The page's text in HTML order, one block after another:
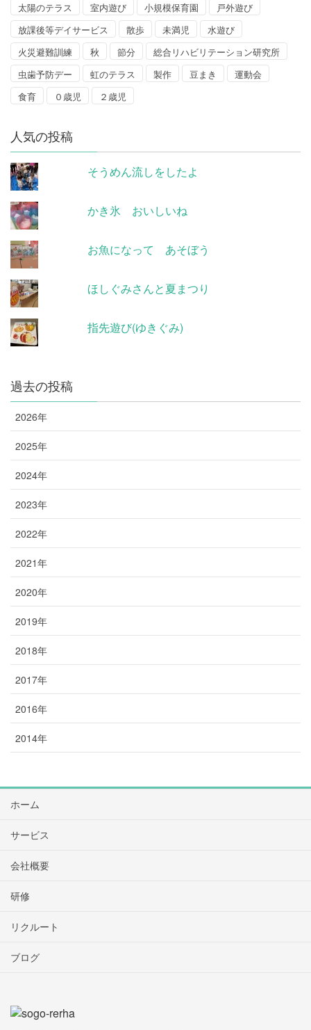
太陽のテラス
室内遊び 小規模保育園
戸外遊び
放課後等デイサービス
散歩 未満児
水遊び
火災避難訓練
秋 節分
総合リハビリテーション研究所
虫歯予防デー
虹のテラス 製作 豆まき
運動会
食育
０歳児 ２歳児
人気の投稿
そうめん流しをしたよ
かき氷 おいしいね
お魚になって あそぼう
ほしぐみさんと夏まつり
指先遊び(ゆきぐみ)
過去の投稿
2026年
2025年
2024年
2023年
2022年
2021年
2020年
2019年
2018年
2017年
2016年
2014年
ホーム
サービス
会社概要
研修
リクルート
ブログ